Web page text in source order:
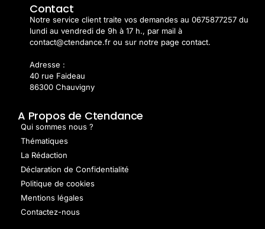
Contact
Notre service client traite vos demandes au 0675877257 du
lundi au vendredi de 9h à 17 h., par mail à
contact@ctendance.fr ou sur notre page contact.
Adresse :
40 rue Faideau
86300 Chauvigny
A Propos de Ctendance
Qui sommes nous ?
Thématiques
La Rédaction
Déclaration de Confidentialité
Politique de cookies
Mentions légales
Contactez-nous